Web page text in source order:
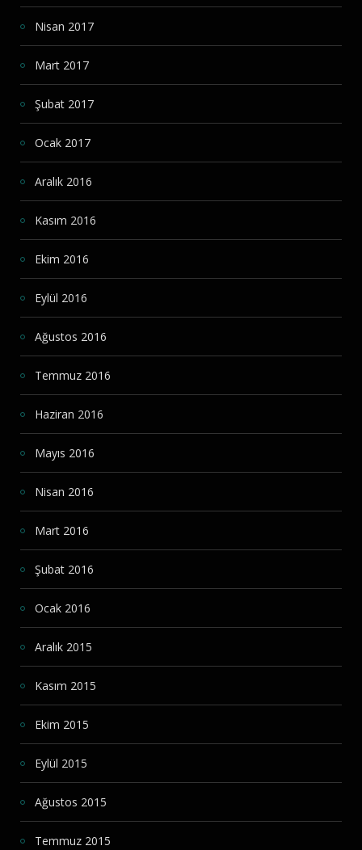
Nisan 2017
Mart 2017
Şubat 2017
Ocak 2017
Aralık 2016
Kasım 2016
Ekim 2016
Eylül 2016
Ağustos 2016
Temmuz 2016
Haziran 2016
Mayıs 2016
Nisan 2016
Mart 2016
Şubat 2016
Ocak 2016
Aralık 2015
Kasım 2015
Ekim 2015
Eylül 2015
Ağustos 2015
Temmuz 2015